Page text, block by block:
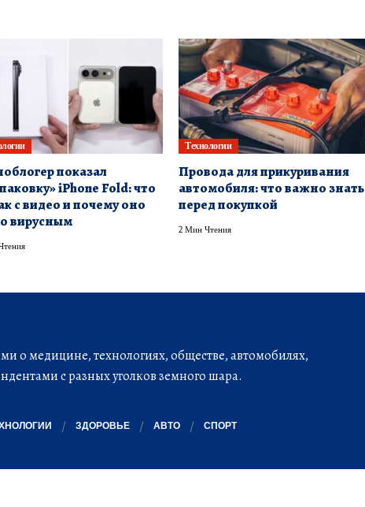
показал
iPhone Fold: что
с видео и почему оно
вирусным
Технологии
Провода для прикуривания
автомобиля: что важно знать
перед покупкой
2 Мин Чтения
о медицине, технологиях, обществе, автомобилях,
с разных уголков земного шара.
ЗДОРОВЬЕ АВТО СПОРТ